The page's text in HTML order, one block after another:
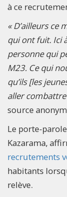
à ce
« D’ailleurs ce
qui ont fuit. Ici
personne qui
M23. Ce qui
qu’ils [les
aller combattre
source
Le porte-
Kazarama,
recrutements
habitants
relève.